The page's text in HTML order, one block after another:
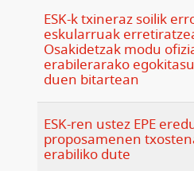
ESK-k txineraz soilik
eskularruak
Osakidetzak modu
erabilerarako
duen bitartean
ESK-ren ustez EPE
proposamenen
erabiliko dute